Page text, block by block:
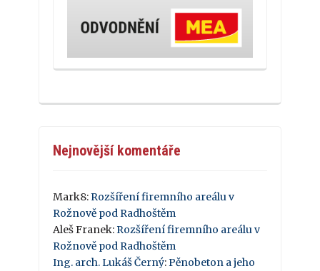
Nejnovější komentáře
Mark8: Rozšíření firemního areálu v
Rožnově pod Radhoštěm
Aleš Franek: Rozšíření firemního areálu v
Rožnově pod Radhoštěm
Ing. arch. Lukáš Černý: Pěnobeton a jeho